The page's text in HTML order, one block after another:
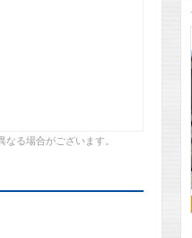
る場合がございます。